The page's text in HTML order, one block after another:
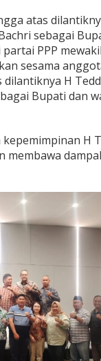
atas
sebagai
PPP
sesama
dilantiknya H
Bupati dan
H
membawa